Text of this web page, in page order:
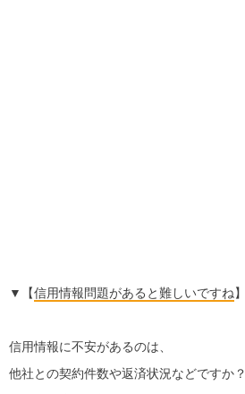
▼【信用情報問題があると難しいですね】
信用情報に不安があるのは、
他社との契約件数や返済状況などですか？